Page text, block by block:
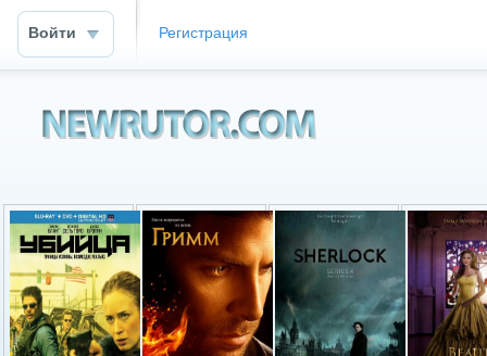
Войти Регистрация